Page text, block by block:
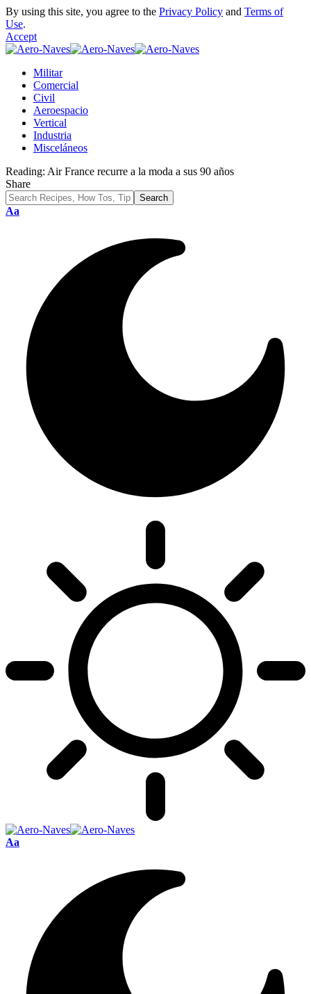
By using this site, you agree to the Privacy Policy and Terms of
Use.
Accept
Militar
Comercial
Civil
Aeroespacio
Vertical
Industria
Misceláneos
Reading: Air France recurre a la moda a sus 90 años
Share
Font
Aa
Font
Aa